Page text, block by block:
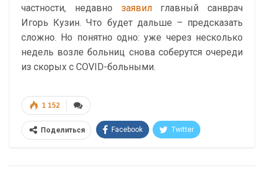
частности, недавно заявилглавный санврач
Игорь Кузин. Что будет дальше – предсказать
сложно. Но понятно одно: уже через несколько
недель возле больниц снова соберутся очереди
из скорых с COVID-больными.
1 152
Поделиться Facebook Twitter